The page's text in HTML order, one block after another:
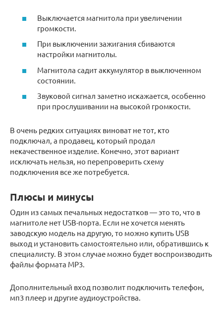
Выключается магнитола при увеличении
громкости.
При выключении зажигания сбиваются
настройки магнитолы.
Магнитола садит аккумулятор в выключенном
состоянии.
Звуковой сигнал заметно искажается, особенно
при прослушивании на высокой громкости.
В очень редких ситуациях виноват не тот, кто
подключал, а продавец, который продал
некачественное изделие. Конечно, этот вариант
исключать нельзя, но перепроверить схему
подключения все же потребуется.
Плюсы и минусы
Один из самых печальных недостатков — это то, что в
магнитоле нет USB-порта. Если не хочется менять
заводскую модель на другую, то можно купить USB
выход и установить самостоятельно или, обратившись к
специалисту. В этом случае можно будет воспроизводить
файлы формата MP3.
Дополнительный вход позволит подключить телефон,
мп3 плеер и другие аудиоустройства.